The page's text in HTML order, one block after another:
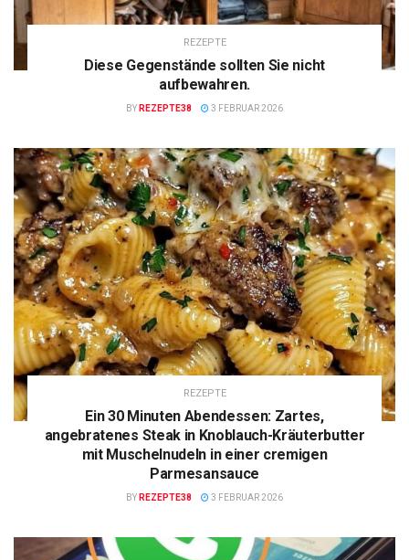
REZEPTE
Diese Gegenstände sollten Sie nicht
aufbewahren.
BY REZEPTE38 3 FEBRUAR 2026
REZEPTE
Ein 30 Minuten Abendessen: Zartes,
angebratenes Steak in Knoblauch-Kräuterbutter
mit Muschelnudeln in einer cremigen
Parmesansauce
BY REZEPTE38 3 FEBRUAR 2026